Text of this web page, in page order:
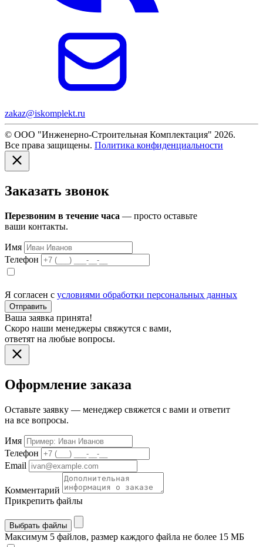
zakaz@iskomplekt.ru
© ООО "Инженерно-Строительная Комплектация" 2026.
Все права защищены. Политика конфиденциальности
Заказать звонок
Перезвоним в течение часа — просто оставьте
ваши контакты.
Имя
Телефон
Я согласен с условиями обработки персональных данных
Отправить
Ваша заявка принята!
Скоро наши менеджеры свяжутся с вами,
ответят на любые вопросы.
Оформление заказа
Оставьте заявку — менеджер свяжется с вами и ответит
на все вопросы.
Имя
Телефон
Email
Комментарий
Прикрепить файлы
Выбрать файлы
Максимум 5 файлов, размер каждого файла не более 15 МБ